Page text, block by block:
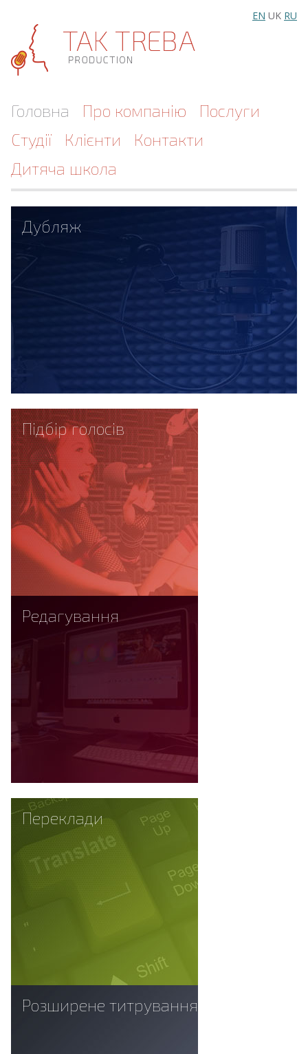
EN UK RU
Головна Про компанію
Послуги
Студії
Клієнти
Контакти
Дитяча школа
Дубляж
Підбір голосів
Редагування
Переклади
Розширене титрування